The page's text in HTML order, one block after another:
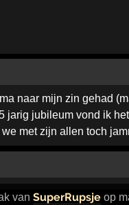
naar mijn zin gehad
jarig jubileum vond ik
we met zijn allen toch
van SuperRupsjeop